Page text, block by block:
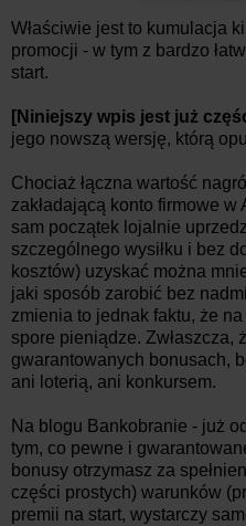
Właściwie jest to kumulacja
promocji - w tym z bardzo
start.
[Niniejszy wpis jest już
jego nowszą wersję, którą
Chociaż łączna wartość
zakładającą konto firmowe
sam początek lojalnie
szczególnego wysiłku i bez
kosztów) uzyskać można
jaki sposób zarobić bez
zmienia to jednak faktu, że
spore pieniądze. Zwłaszcza,
gwarantowanych bonusach,
ani loterią, ani konkursem.
Na blogu Bankobranie - już
tym, co pewne i
bonusy otrzymasz za
części prostych) warunków
premii na start, wystarczy